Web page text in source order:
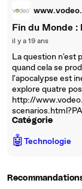
Fin du Monde :
il y a 19 ans
La question n'est
quand cela se
l'apocalypse est
explore quatre
http://
Catégorie
🤖Technologie